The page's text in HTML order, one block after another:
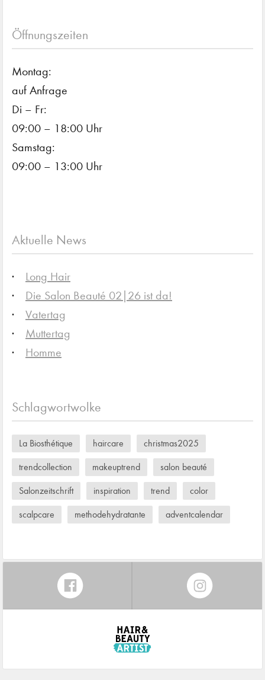
Öffnungszeiten
Montag:
auf Anfrage
Di – Fr:
09:00 – 18:00 Uhr
Samstag:
09:00 – 13:00 Uhr
Aktuelle News
Long Hair
Die Salon Beauté 02|26 ist da!
Vatertag
Muttertag
Homme
Schlagwortwolke
La Biosthétique haircare christmas2025
trendcollection makeuptrend salon beauté
Salonzeitschrift inspiration trend color
scalpcare methodehydratante adventcalendar